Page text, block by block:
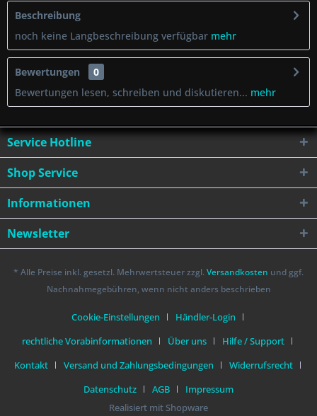
Beschreibung
noch keine Langbeschreibung verfügbar mehr
Bewertungen
0
Bewertungen lesen, schreiben und diskutieren... mehr
Service Hotline
Shop Service
Informationen
Newsletter
* Alle Preise inkl. gesetzl. Mehrwertsteuer zzgl. Versandkosten und ggf.
Nachnahmegebühren, wenn nicht anders beschrieben
Cookie-Einstellungen
Händler-Login
rechtliche Vorabinformationen
Über uns
Hilfe / Support
Kontakt
Versand und Zahlungsbedingungen
Widerrufsrecht
Datenschutz
AGB
Impressum
Realisiert mit Shopware